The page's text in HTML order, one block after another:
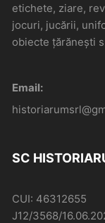
etichete, ziare,
jocuri, jucării,
obiecte țărănești
Email:
SC
CUI: 46312655
J12/3568/